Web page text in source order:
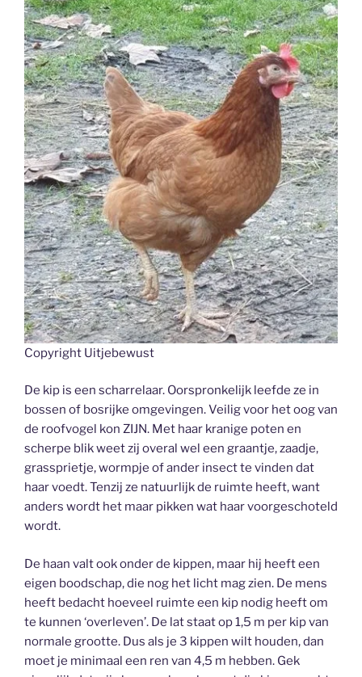
Copyright Uitjebewust
De kip is een scharrelaar. Oorspronkelijk leefde ze in
bossen of bosrijke omgevingen. Veilig voor het oog van
de roofvogel kon ZIJN. Met haar kranige poten en
scherpe blik weet zij overal wel een graantje, zaadje,
grassprietje, wormpje of ander insect te vinden dat
haar voedt. Tenzij ze natuurlijk de ruimte heeft, want
anders wordt het maar pikken wat haar voorgeschoteld
wordt.
De haan valt ook onder de kippen, maar hij heeft een
eigen boodschap, die nog het licht mag zien. De mens
heeft bedacht hoeveel ruimte een kip nodig heeft om
te kunnen ‘overleven’. De lat staat op 1,5 m per kip van
normale grootte. Dus als je 3 kippen wilt houden, dan
moet je minimaal een ren van 4,5 m hebben. Gek